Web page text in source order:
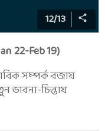
12/13
22-Feb 19)
সম্পর্ক বজায়
ভাবনা-চিন্তায়